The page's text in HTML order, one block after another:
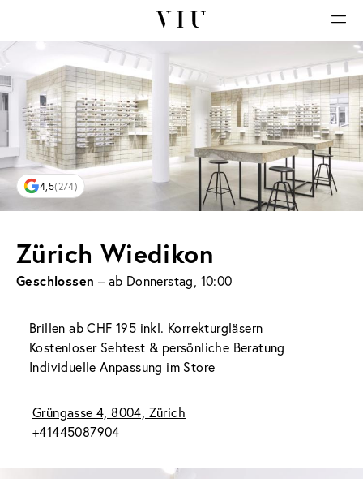
4,5(274)
Zürich Wiedikon
Geschlossen – ab Donnerstag, 10:00
Brillen ab CHF 195 inkl. Korrekturgläsern
Kostenloser Sehtest & persönliche Beratung
Individuelle Anpassung im Store
Grüngasse 4, 8004, Zürich
+41445087904